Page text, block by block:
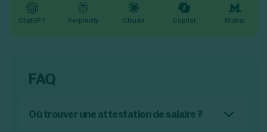
ChatGPT Perplexity Claude Copilot Mistral
FAQ
Où trouver une attestation de salaire ?